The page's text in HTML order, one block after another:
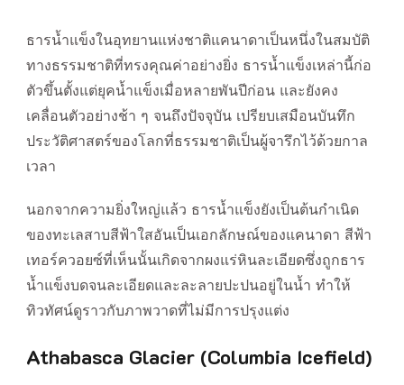
ธารน้ำแข็งในอุทยานแห่งชาติแคนาดาเป็นหนึ่งในสมบัติ
ทางธรรมชาติที่ทรงคุณค่าอย่างยิ่ง ธารน้ำแข็งเหล่านี้ก่อ
ตัวขึ้นตั้งแต่ยุคน้ำแข็งเมื่อหลายพันปีก่อน และยังคง
เคลื่อนตัวอย่างช้า ๆ จนถึงปัจจุบัน เปรียบเสมือนบันทึก
ประวัติศาสตร์ของโลกที่ธรรมชาติเป็นผู้จารึกไว้ด้วยกาล
เวลา
นอกจากความยิ่งใหญ่แล้ว ธารน้ำแข็งยังเป็นต้นกำเนิด
ของทะเลสาบสีฟ้าใสอันเป็นเอกลักษณ์ของแคนาดา สีฟ้า
เทอร์ควอยซ์ที่เห็นนั้นเกิดจากผงแร่หินละเอียดซึ่งถูกธาร
น้ำแข็งบดจนละเอียดและละลายปะปนอยู่ในน้ำ ทำให้
ทิวทัศน์ดูราวกับภาพวาดที่ไม่มีการปรุงแต่ง
Athabasca Glacier (Columbia Icefield)